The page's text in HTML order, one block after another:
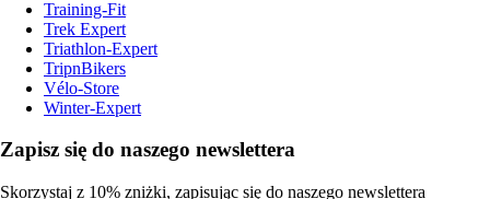
Training-Fit
Trek Expert
Triathlon-Expert
TripnBikers
Vélo-Store
Winter-Expert
Zapisz się do naszego newslettera
Skorzystaj z 10% zniżki, zapisując się do naszego newslettera